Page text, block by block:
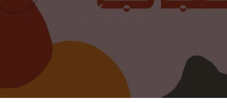
سید آل احمد بلگرامی